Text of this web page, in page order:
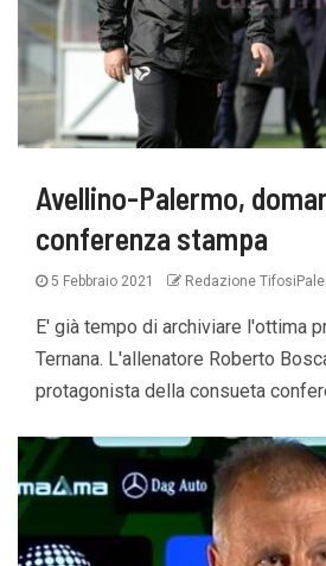
Avellino-Palermo,
conferenza stampa
5 Febbraio 2021 Redazione
E' già tempo di archiviare l'ottima
Ternana. L'allenatore Roberto
protagonista della consueta